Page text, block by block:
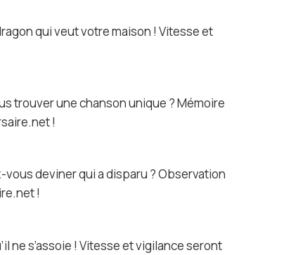
qui veut votre maison ! Vitesse et
trouver une chanson unique ? Mémoire
!
deviner qui a disparu ? Observation
!
ne s’assoie ! Vitesse et vigilance seront